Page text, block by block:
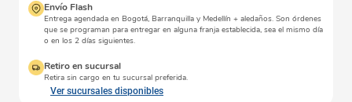
Envío Flash
Entrega agendada en Bogotá, Barranquilla y Medellín + aledaños. Son órdenes
que se programan para entregar en alguna franja establecida, sea el mismo día
o en los 2 días siguientes.
Retiro en sucursal
Retira sin cargo en tu sucursal preferida.
Ver sucursales disponibles